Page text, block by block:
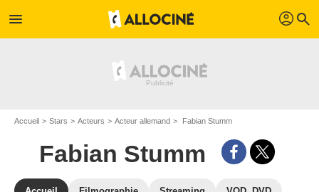
menu profil search
Accueil Stars Acteurs Acteur allemand Fabian Stumm
Fabian Stumm